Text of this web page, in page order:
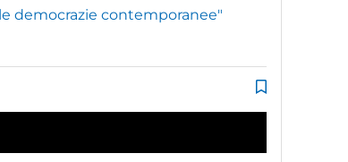
democrazie contemporanee"